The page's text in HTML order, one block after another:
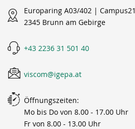
Europaring A03/402 | Campus21
2345 Brunn am Gebirge
+43 2236 31 501 40
viscom@igepa.at
Öffnungszeiten:
Mo bis Do von 8.00 - 17.00 Uhr
Fr von 8.00 - 13.00 Uhr